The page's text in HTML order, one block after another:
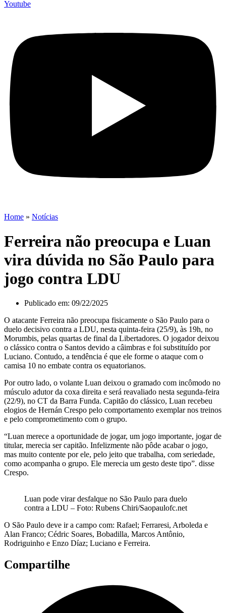
Youtube
Home » Notícias
Ferreira não preocupa e Luan
vira dúvida no São Paulo para
jogo contra LDU
Publicado em: 09/22/2025
O atacante Ferreira não preocupa fisicamente o São Paulo para o
duelo decisivo contra a LDU, nesta quinta-feira (25/9), às 19h, no
Morumbis, pelas quartas de final da Libertadores. O jogador deixou
o clássico contra o Santos devido a câimbras e foi substituído por
Luciano. Contudo, a tendência é que ele forme o ataque com o
camisa 10 no embate contra os equatorianos.
Por outro lado, o volante Luan deixou o gramado com incômodo no
músculo adutor da coxa direita e será reavaliado nesta segunda-feira
(22/9), no CT da Barra Funda. Capitão do clássico, Luan recebeu
elogios de Hernán Crespo pelo comportamento exemplar nos treinos
e pelo comprometimento com o grupo.
“Luan merece a oportunidade de jogar, um jogo importante, jogar de
titular, merecia ser capitão. Infelizmente não pôde acabar o jogo,
mas muito contente por ele, pelo jeito que trabalha, com seriedade,
como acompanha o grupo. Ele merecia um gesto deste tipo”. disse
Crespo.
Luan pode virar desfalque no São Paulo para duelo
contra a LDU – Foto: Rubens Chiri/Saopaulofc.net
O São Paulo deve ir a campo com: Rafael; Ferraresi, Arboleda e
Alan Franco; Cédric Soares, Bobadilla, Marcos Antônio,
Rodriguinho e Enzo Díaz; Luciano e Ferreira.
Compartilhe